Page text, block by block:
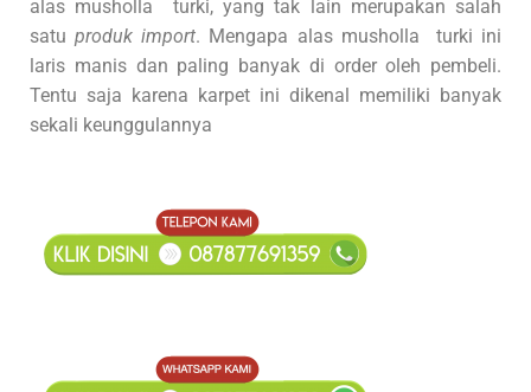
alas musholla turki, yang tak lain merupakan salah
satuproduk import. Mengapa alas musholla turki ini
laris manis dan paling banyak di order oleh pembeli.
Tentu saja karena karpet ini dikenal memiliki banyak
sekali keunggulannya